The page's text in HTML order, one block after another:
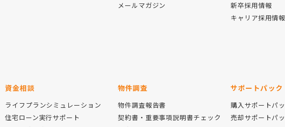
メールマガジン
新卒採用情報
キャリア採用情報
資金相談
ライフプランシミュレーション
住宅ローン実行サポート
物件調査
物件調査報告書
契約書・重要事項説明書チェック
サポートパック
購入サポートパ
売却サポートパ